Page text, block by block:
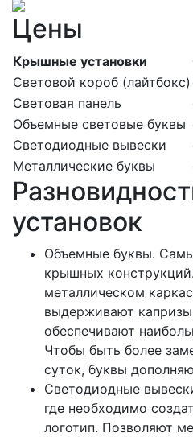
Цены
Крышные установки
Световой короб (лайтбокс)
Световая панель
Объемные световые буквы
Светодиодные вывески
Металлические буквы
установок
Объемные буквы.
крышных
металлическом
выдерживают
обеспечивают
Чтобы быть более
суток, буквы
Светодиодные
где необходимо
логотип. Позволяют